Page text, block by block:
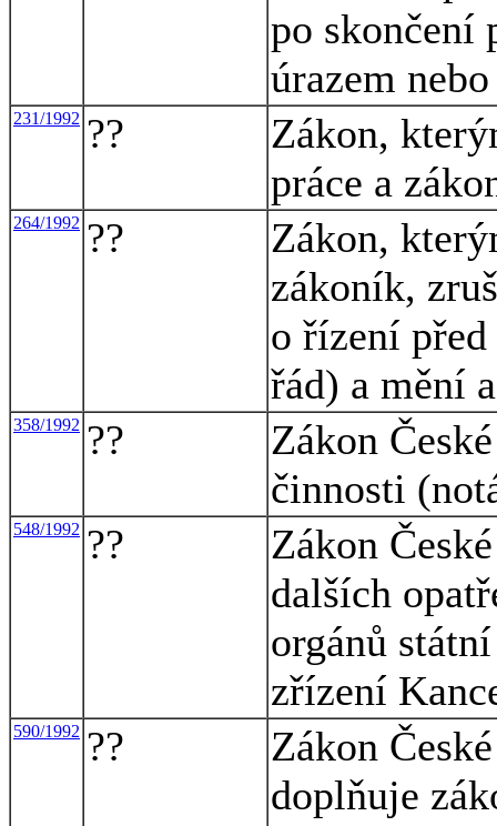
po skončení
úrazem
231/1992 ??
Zákon,
práce a
264/1992 ??
Zákon,
zákoník,
o řízení
řád) a mění
358/1992 ??
Zákon
činnosti
548/1992 ??
Zákon
dalších
orgánů
zřízení
590/1992 ??
Zákon
doplňuje